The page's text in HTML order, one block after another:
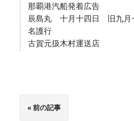
那覇港汽船発着広告
辰島丸 十月十四日 旧九月
名護行
古賀元扱木村運送店
前の記事